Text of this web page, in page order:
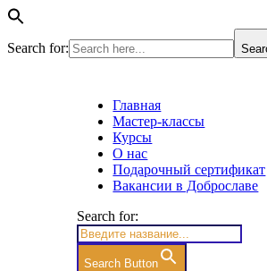
Search for:
Главная
Мастер-классы
Курсы
О нас
Подарочный сертификат
Вакансии в Доброславе
Search for:
Search Button